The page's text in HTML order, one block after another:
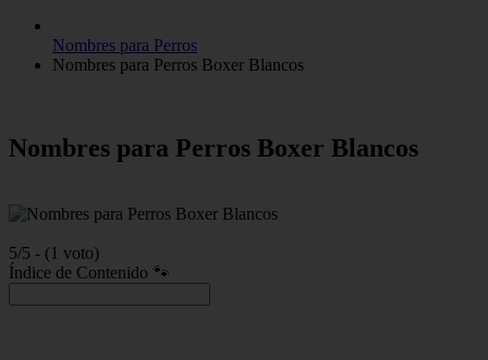
Nombres para Perros
Nombres para Perros Boxer Blancos
Nombres para Perros Boxer Blancos
5/5 - (1 voto)
Índice de Contenido 🐾